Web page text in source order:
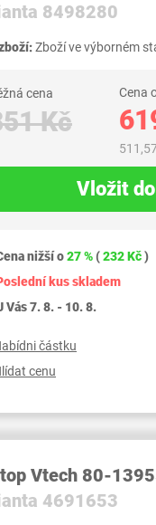
8498280
Zboží ve výborném
cena
Kč
Cena
Vložit
nižší o27 % (232 Kč)
kus skladem
Vás 7. 8. - 10. 8.
částku
cenu
Vtech 80-
4691653